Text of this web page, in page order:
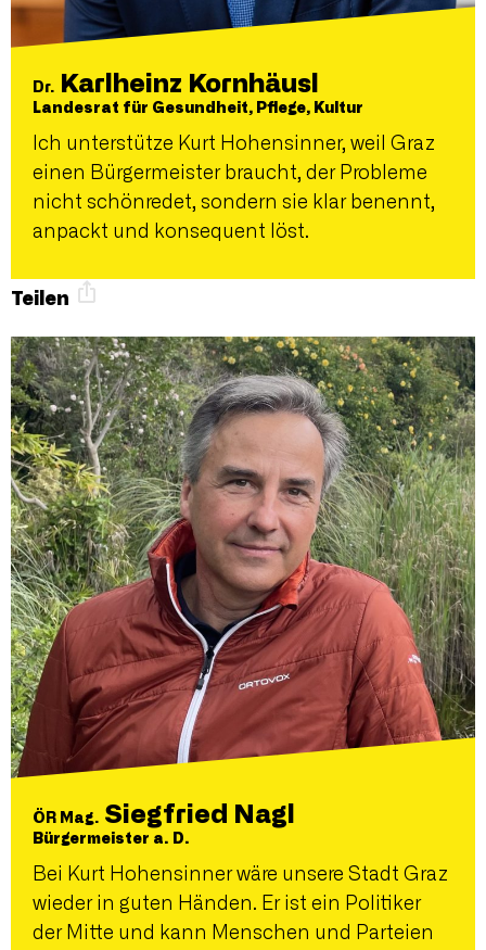
Dr. Karlheinz Kornhäusl
Landesrat für Gesundheit, Pflege, Kultur
Ich unterstütze Kurt Hohensinner, weil Graz
einen Bürgermeister braucht, der Probleme
nicht schönredet, sondern sie klar benennt,
anpackt und konsequent löst.
Teilen
ÖR Mag. Siegfried Nagl
Bürgermeister a. D.
Bei Kurt Hohensinner wäre unsere Stadt Graz
wieder in guten Händen. Er ist ein Politiker
der Mitte und kann Menschen und Parteien